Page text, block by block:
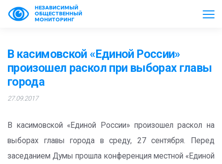
НЕЗАВИСИМЫЙ
ОБЩЕСТВЕННЫЙ
МОНИТОРИНГ
В касимовской «Единой России»
произошел раскол при выборах главы
города
27.09.2017
В касимовской «Единой России» произошел раскол на
выборах главы города в среду, 27 сентября. Перед
заседанием Думы прошла конференция местной «Единой